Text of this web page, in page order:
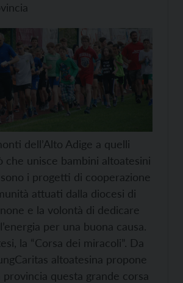
dell’Alto Adige a quelli
che unisce bambini altoatesini
i progetti di cooperazione
attuati dalla diocesi di
e la volontà di dedicare
per una buona causa.
la “Corsa dei miracoli”. Da
altoatesina propone
provincia questa grande corsa